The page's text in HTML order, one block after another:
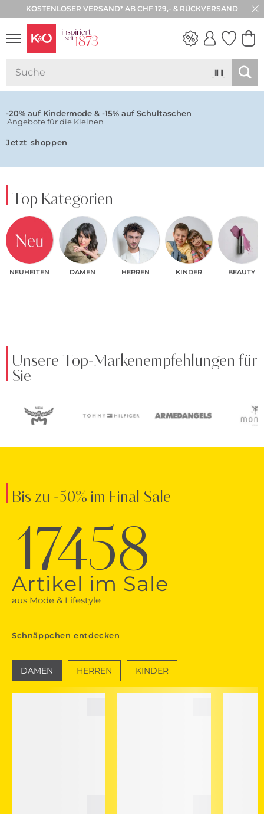
KOSTENLOSER VERSAND* AB CHF 129,- & RÜCKVERSAND
-20% auf Kindermode & -15% auf Schultaschen
Angebote für die Kleinen
Jetzt shoppen
Top Kategorien
NEUHEITEN DAMEN HERREN KINDER BEAUTY
Unsere Top-Markenempfehlungen für
Sie
Bis zu -50% im Final Sale
17458
Artikel im Sale
aus Mode & Lifestyle
Schnäppchen entdecken
DAMEN HERREN KINDER